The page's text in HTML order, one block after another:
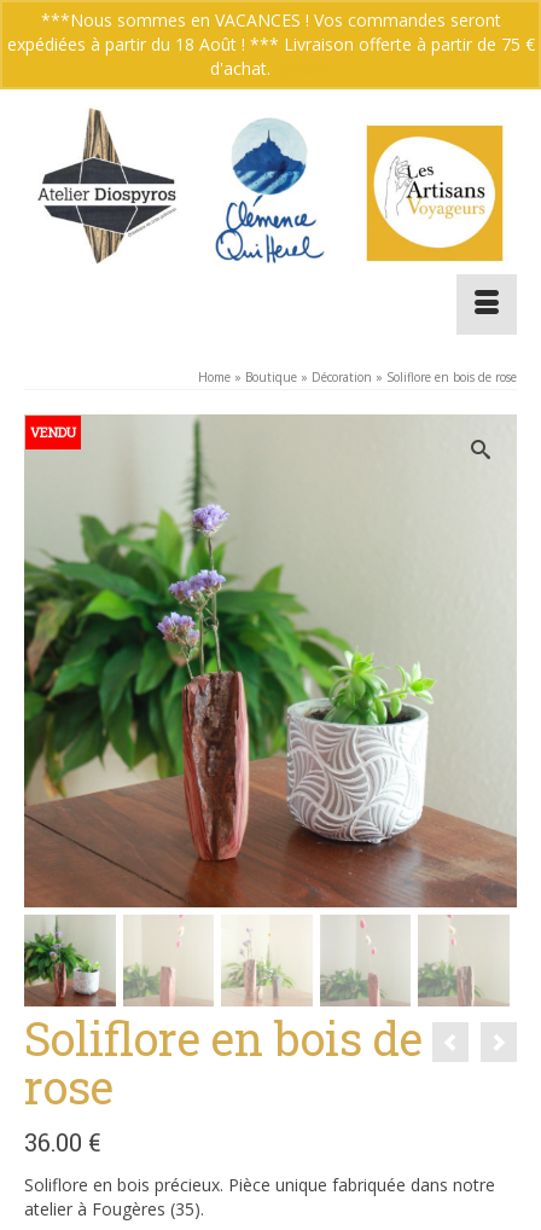
Votre panier 0.00€
Home » Boutique » Décoration » Soliflore en bois de rose
VENDU
Soliflore en bois de
rose
36.00 €
Soliflore en bois précieux. Pièce unique fabriquée dans notre
atelier à Fougères (35).
***Nous sommes en VACANCES ! Vos commandes seront
expédiées à partir du 18 Août ! *** Livraison offerte à partir de 75 €
d'achat.